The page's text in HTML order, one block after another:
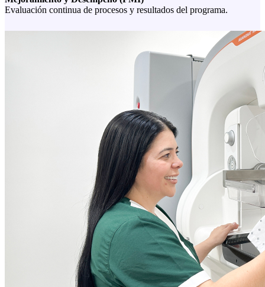
Evaluación continua de procesos y resultados del programa.